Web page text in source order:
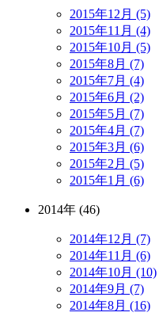
2015年12月 (5)
2015年11月 (4)
2015年10月 (5)
2015年8月 (7)
2015年7月 (4)
2015年6月 (2)
2015年5月 (7)
2015年4月 (7)
2015年3月 (6)
2015年2月 (5)
2015年1月 (6)
2014年 (46)
2014年12月 (7)
2014年11月 (6)
2014年10月 (10)
2014年9月 (7)
2014年8月 (16)